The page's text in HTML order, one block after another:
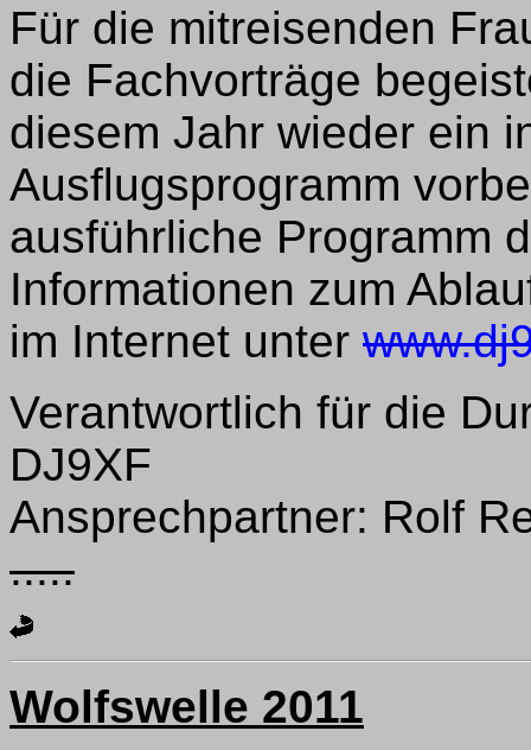
Für die mitreisenden
die Fachvorträge
diesem Jahr wieder ein
Ausflugsprogramm
ausführliche Programm
Informationen zum
im Internet unter
Verantwortlich für die
DJ9XF
Ansprechpartner: Rolf
.....
Wolfswelle 2011